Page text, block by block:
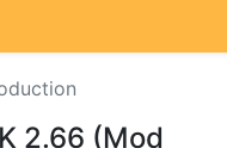
2.66 (Mod